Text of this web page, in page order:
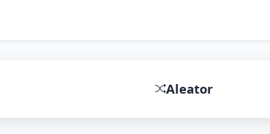
Aleator